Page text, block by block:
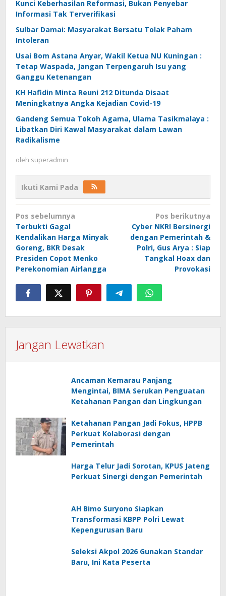
Kunci Keberhasilan Reformasi, Bukan Penyebar
Informasi Tak Terverifikasi
Sulbar Damai: Masyarakat Bersatu Tolak Paham
Intoleran
Usai Bom Astana Anyar, Wakil Ketua NU Kuningan :
Tetap Waspada, Jangan Terpengaruh Isu yang
Ganggu Ketenangan
KH Hafidin Minta Reuni 212 Ditunda Disaat
Meningkatnya Angka Kejadian Covid-19
Gandeng Semua Tokoh Agama, Ulama Tasikmalaya :
Libatkan Diri Kawal Masyarakat dalam Lawan
Radikalisme
oleh superadmin
Ikuti Kami Pada
Navigasi
pos
Pos sebelumnya
Terbukti Gagal
Kendalikan Harga Minyak
Goreng, BKR Desak
Presiden Copot Menko
Perekonomian Airlangga
Pos berikutnya
Cyber NKRI Bersinergi
dengan Pemerintah &
Polri, Gus Arya : Siap
Tangkal Hoax dan
Provokasi
Jangan Lewatkan
Ancaman Kemarau Panjang
Mengintai, BIMA Serukan Penguatan
Ketahanan Pangan dan Lingkungan
Ketahanan Pangan Jadi Fokus, HPPB
Perkuat Kolaborasi dengan
Pemerintah
Harga Telur Jadi Sorotan, KPUS Jateng
Perkuat Sinergi dengan Pemerintah
AH Bimo Suryono Siapkan
Transformasi KBPP Polri Lewat
Kepengurusan Baru
Seleksi Akpol 2026 Gunakan Standar
Baru, Ini Kata Peserta